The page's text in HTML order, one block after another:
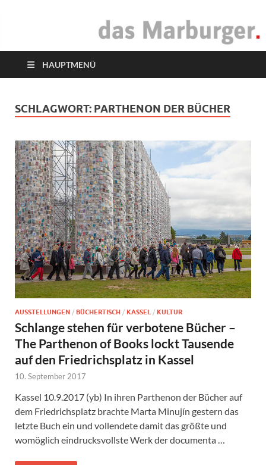
das Marburger.
HAUPTMENÜ
SCHLAGWORT: PARTHENON DER BÜCHER
AUSSTELLUNGEN / BÜCHERTISCH / KASSEL / KULTUR
Schlange stehen für verbotene Bücher –
The Parthenon of Books lockt Tausende
auf den Friedrichsplatz in Kassel
10. September 2017
Kassel 10.9.2017 (yb) In ihren Parthenon der Bücher auf
dem Friedrichsplatz brachte Marta Minujín gestern das
letzte Buch ein und vollendete damit das größte und
womöglich eindrucksvollste Werk der documenta …